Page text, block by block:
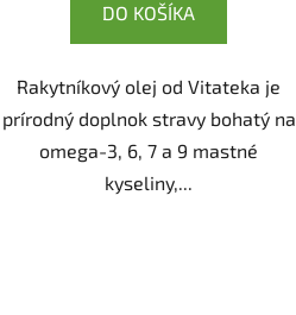
DO KOŠÍKA
Rakytníkový olej od Vitateka je
prírodný doplnok stravy bohatý na
omega-3, 6, 7 a 9 mastné
kyseliny,...